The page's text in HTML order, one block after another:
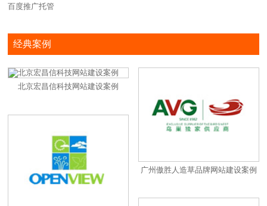
百度推广托管
经典案例
北京宏昌信科技网站建设案例
广州傲胜人造草品牌网站建设案例